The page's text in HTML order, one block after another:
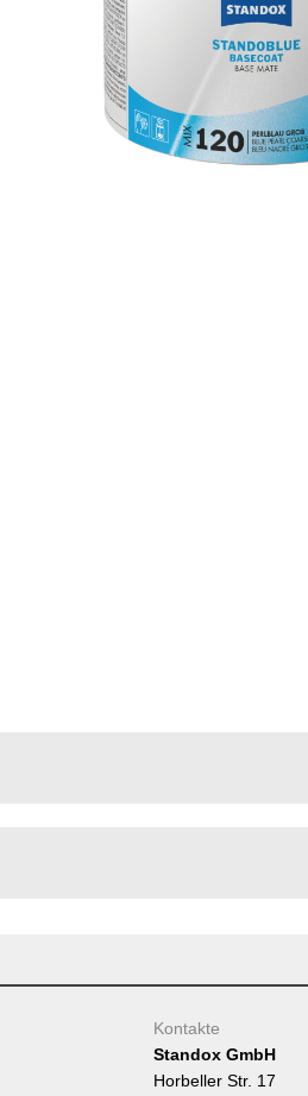
Kontakte
Standox GmbH
Horbeller Str. 17